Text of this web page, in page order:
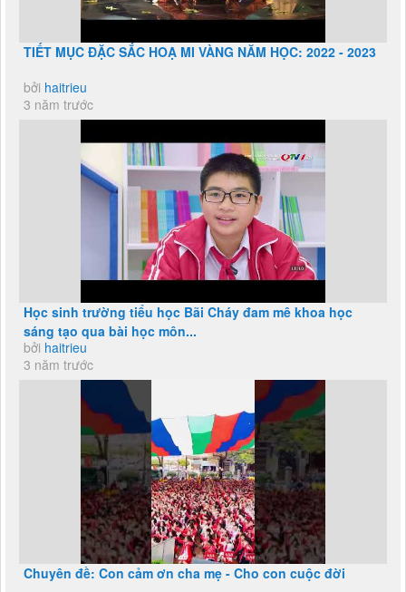
TIẾT MỤC ĐẶC SẮC HOẠ MI VÀNG NĂM HỌC: 2022 - 2023
bởi haitrieu
3 năm trước
Học sinh trường tiểu học Bãi Cháy đam mê khoa học
sáng tạo qua bài học môn...
bởi haitrieu
3 năm trước
Chuyên đề: Con cảm ơn cha mẹ - Cho con cuộc đời